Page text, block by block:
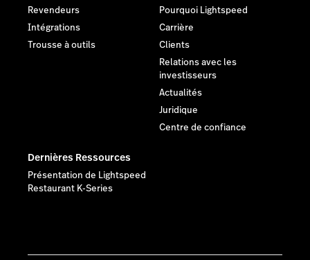
Revendeurs
Intégrations
Trousse à outils
Pourquoi Lightspeed
Carrière
Clients
Relations avec les
investisseurs
Actualités
Juridique
Centre de confiance
Dernières Ressources
Présentation de Lightspeed
Restaurant K-Series